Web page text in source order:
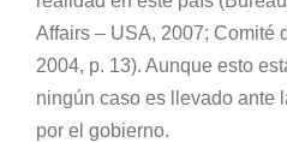
Affairs – USA, 2007; Comité
2004, p. 13). Aunque esto
ningún caso es llevado ante
por el gobierno.